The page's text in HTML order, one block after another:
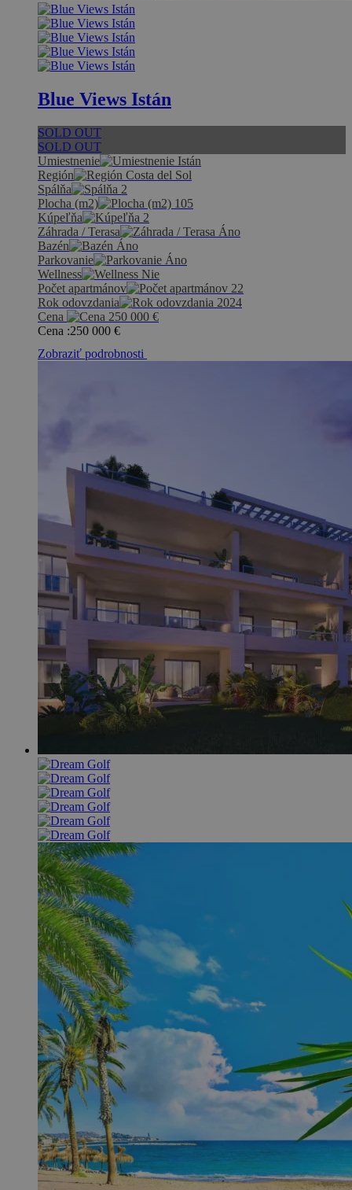
Blue Views Istán
SOLD OUT
SOLD OUT
Umiestnenie
Istán
Región
Costa del Sol
Spálňa
2
Plocha (m2)
105
Kúpeľňa
2
Záhrada / Terasa
Áno
Bazén
Áno
Parkovanie
Áno
Wellness
Nie
Počet apartmánov
22
Rok odovzdania
2024
Cena
250 000 €
Cena :250 000 €
Zobraziť podrobnosti